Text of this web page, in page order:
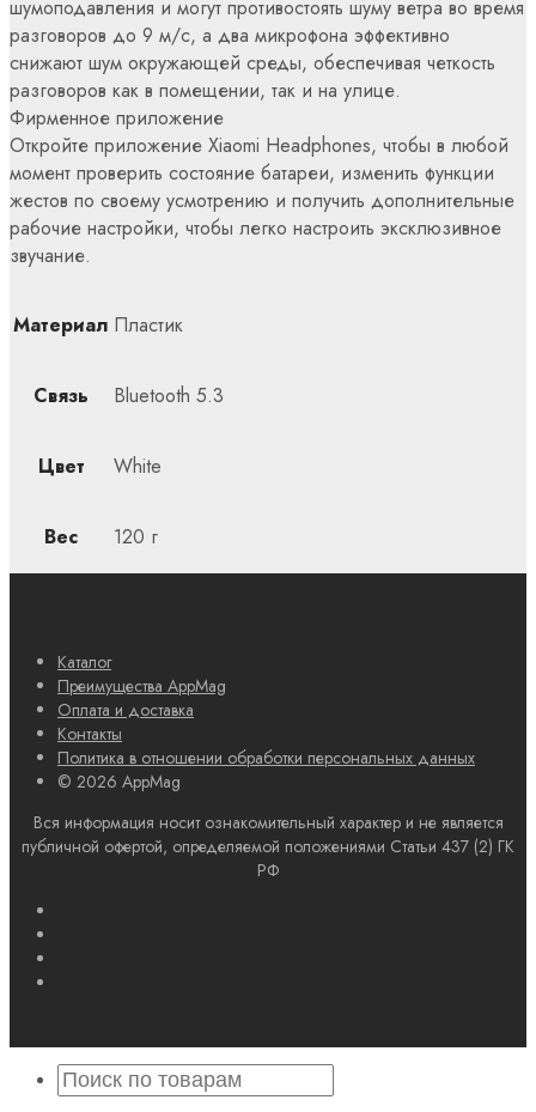
шумоподавления и могут противостоять шуму ветра во время
разговоров до 9 м/с, а два микрофона эффективно
снижают шум окружающей среды, обеспечивая четкость
разговоров как в помещении, так и на улице.
Фирменное приложение
Откройте приложение Xiaomi Headphones, чтобы в любой
момент проверить состояние батареи, изменить функции
жестов по своему усмотрению и получить дополнительные
рабочие настройки, чтобы легко настроить эксклюзивное
звучание.
Материал Пластик
Связь Bluetooth 5.3
Цвет White
Вес 120 г
Каталог
Преимущества AppMag
Оплата и доставка
Контакты
Политика в отношении обработки персональных данных
© 2026 AppMag
Вся информация носит ознакомительный характер и не является
публичной офертой, определяемой положениями Статьи 437 (2) ГК
РФ